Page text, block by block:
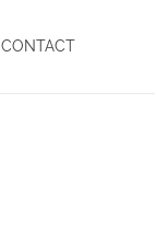
CONTACT